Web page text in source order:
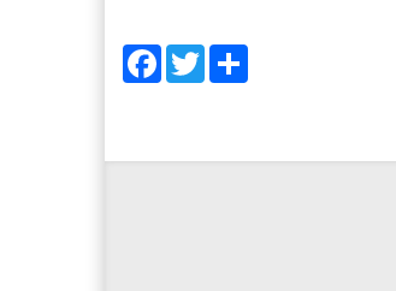
Facebook
Twitter